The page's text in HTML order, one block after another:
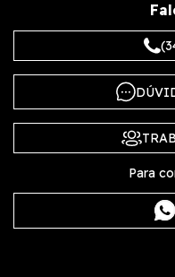
Para